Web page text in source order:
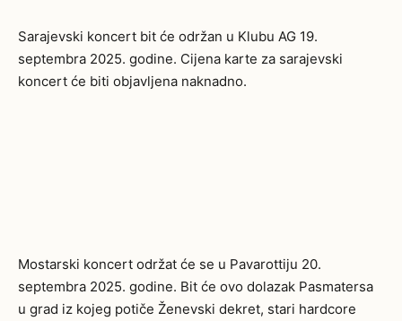
Sarajevski koncert bit će održan u Klubu AG 19.
septembra 2025. godine. Cijena karte za sarajevski
koncert će biti objavljena naknadno.
Mostarski koncert održat će se u Pavarottiju 20.
septembra 2025. godine. Bit će ovo dolazak Pasmatersa
u grad iz kojeg potiče Ženevski dekret, stari hardcore